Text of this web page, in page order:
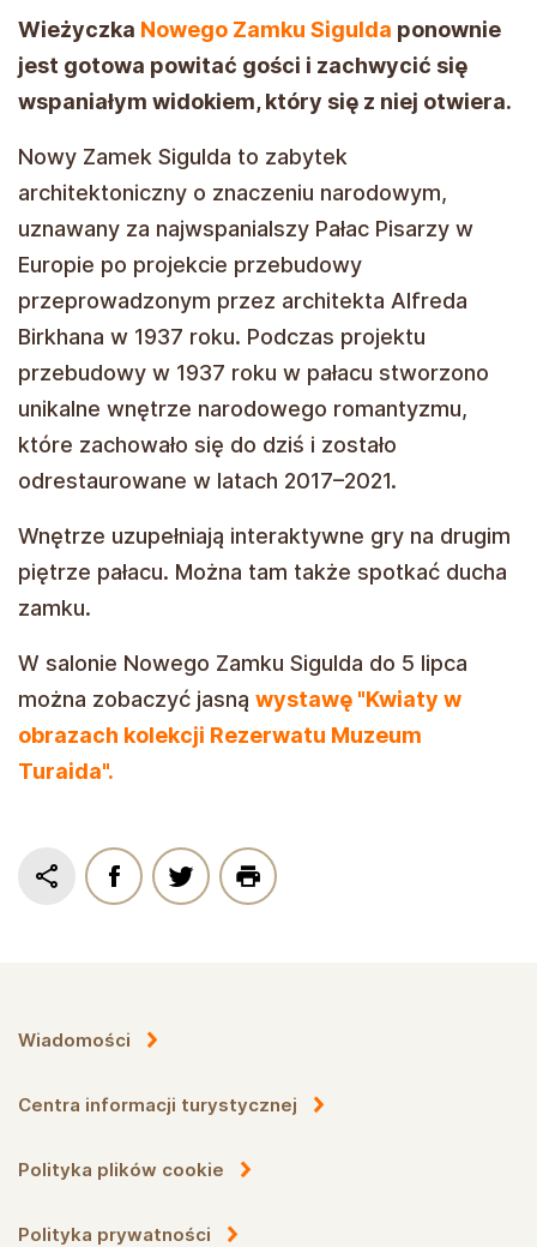
Wieżyczka Nowego Zamku Sigulda ponownie
jest gotowa powitać gości i zachwycić się
wspaniałym widokiem, który się z niej otwiera.
Nowy Zamek Sigulda to zabytek
architektoniczny o znaczeniu narodowym,
uznawany za najwspanialszy Pałac Pisarzy w
Europie po projekcie przebudowy
przeprowadzonym przez architekta Alfreda
Birkhana w 1937 roku. Podczas projektu
przebudowy w 1937 roku w pałacu stworzono
unikalne wnętrze narodowego romantyzmu,
które zachowało się do dziś i zostało
odrestaurowane w latach 2017–2021.
Wnętrze uzupełniają interaktywne gry na drugim
piętrze pałacu. Można tam także spotkać ducha
zamku.
W salonie Nowego Zamku Sigulda do 5 lipca
można zobaczyć jasną wystawę "Kwiaty w
obrazach kolekcji Rezerwatu Muzeum
Turaida".
Wiadomości
Centra informacji turystycznej
Polityka plików cookie
Polityka prywatności